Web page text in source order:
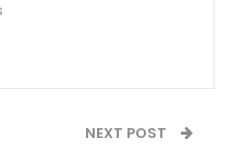
NEXT POST